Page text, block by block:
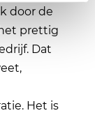
door de
het prettig
Dat
Het is